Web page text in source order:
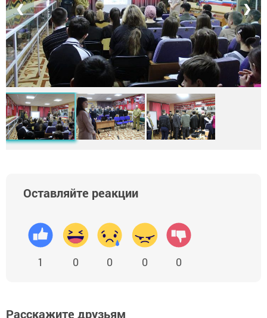
❮ ❯
Оставляйте реакции
1 0 0 0 0
Расскажите друзьям